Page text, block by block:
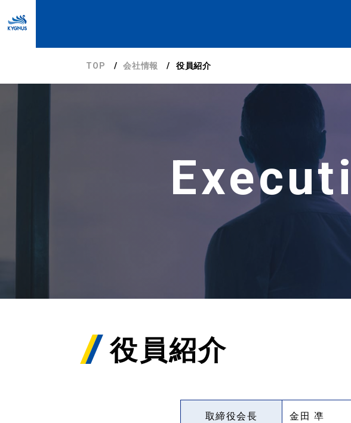
TOP 会社情報 役員紹介
役員紹介
取締役会長 金田 凖